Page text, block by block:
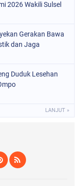
2026 Wakili Sulsel
Gerakan Bawa
dan Jaga
Duduk Lesehan
LANJUT »